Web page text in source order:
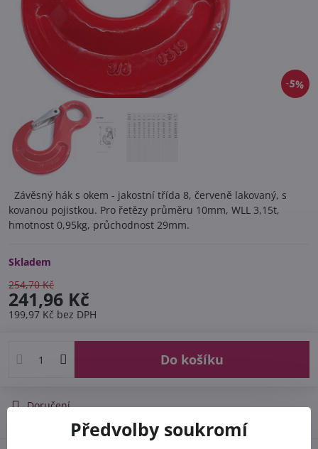
5%
Závěsný hák s okem - jakostní třída 8, červeně lakovaný, s
kovanou pojistkou. Pro řetězy průměru 10mm, WLL 3,15t,
hmotnost 0,95kg, průchodnost 29mm.
Skladem
254,70 Kč
241,96 Kč
199,97 Kč bez DPH
Do košíku
Doručení
Předvolby soukromí